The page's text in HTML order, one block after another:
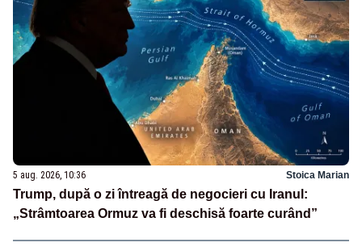
5 aug. 2026, 10:36 Stoica Marian
Trump, după o zi întreagă de negocieri cu Iranul:
„Strâmtoarea Ormuz va fi deschisă foarte curând”